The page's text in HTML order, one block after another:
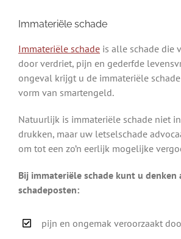
Immateriële schade
Immateriële schade is alle schade die
door verdriet, pijn en gederfde
ongeval krijgt u de immateriële
vorm van smartengeld.
Natuurlijk is immateriële schade niet
drukken, maar uw letselschade
om tot een zo’n eerlijk mogelijke
Bij immateriële schade kunt u denken
schadeposten:
pijn en ongemak veroorzaakt